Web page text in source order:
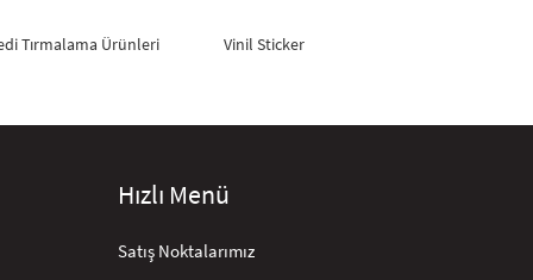
Tırmalama Ürünleri Vinil Sticker
Hızlı Menü
Satış Noktalarımız